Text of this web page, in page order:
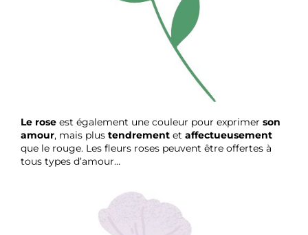
Le rose est également une couleur pour exprimer son
amour, mais plus tendrement et affectueusement
que le rouge. Les fleurs roses peuvent être offertes à
tous types d’amour…